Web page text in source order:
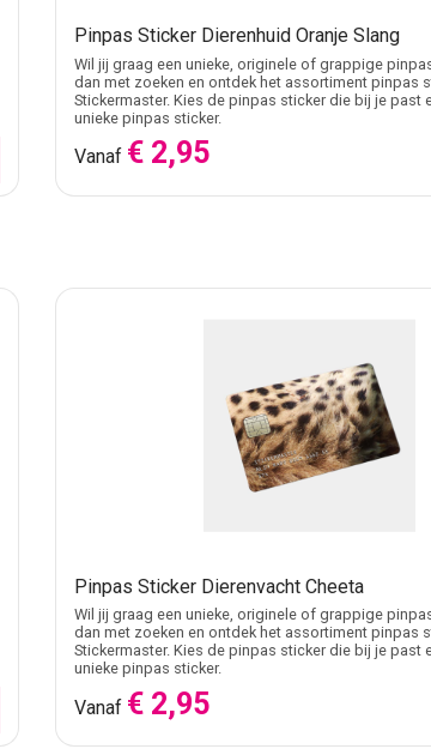
Pinpas Sticker Dierenhuid Oranje Slang
Wil jij graag een unieke, originele of grappige
dan met zoeken en ontdek het assortiment pinpas
Stickermaster. Kies de pinpas sticker die bij je past
unieke pinpas sticker.
Vanaf € 2,95
Pinpas Sticker Dierenvacht Cheeta
Wil jij graag een unieke, originele of grappige
dan met zoeken en ontdek het assortiment pinpas
Stickermaster. Kies de pinpas sticker die bij je past
unieke pinpas sticker.
Vanaf € 2,95